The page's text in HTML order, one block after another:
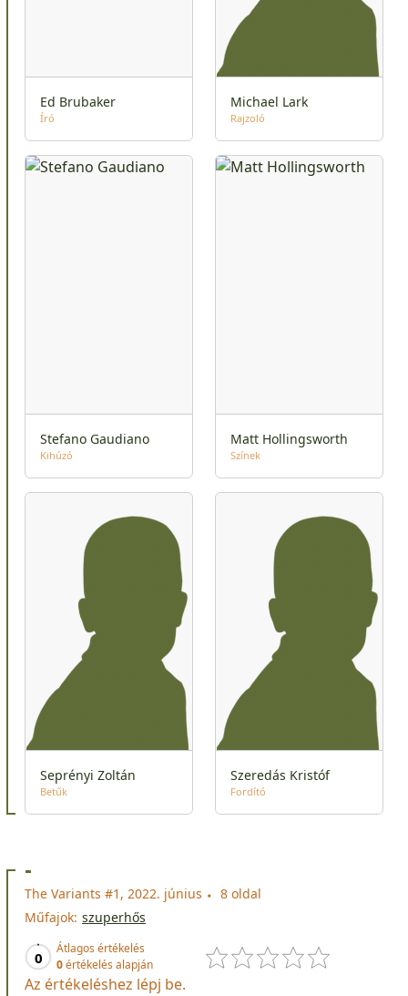
Ed Brubaker
Író
Michael Lark
Rajzoló
Stefano Gaudiano
Kihúzó
Matt Hollingsworth
Színek
Seprényi Zoltán
Betűk
Szeredás Kristóf
Fordító
-
The Variants #1, 2022. június
8 oldal
Műfajok: szuperhős
0
Átlagos értékelés
0értékelés alapján
Az értékeléshez lépj be.